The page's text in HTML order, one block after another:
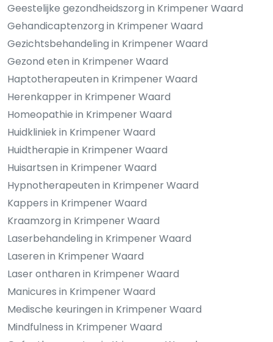
Geestelijke gezondheidszorg in Krimpener Waard
Gehandicaptenzorg in Krimpener Waard
Gezichtsbehandeling in Krimpener Waard
Gezond eten in Krimpener Waard
Haptotherapeuten in Krimpener Waard
Herenkapper in Krimpener Waard
Homeopathie in Krimpener Waard
Huidkliniek in Krimpener Waard
Huidtherapie in Krimpener Waard
Huisartsen in Krimpener Waard
Hypnotherapeuten in Krimpener Waard
Kappers in Krimpener Waard
Kraamzorg in Krimpener Waard
Laserbehandeling in Krimpener Waard
Laseren in Krimpener Waard
Laser ontharen in Krimpener Waard
Manicures in Krimpener Waard
Medische keuringen in Krimpener Waard
Mindfulness in Krimpener Waard